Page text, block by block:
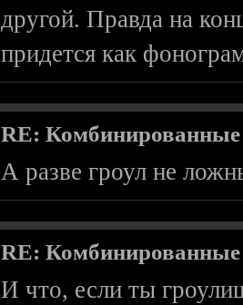
другой. Правда на
придется как
RE: Комбинированные
А разве гроул не
RE: Комбинированные
И что, если ты